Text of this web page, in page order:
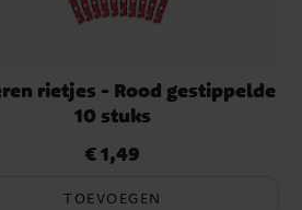
rietjes - Rood gestippelde
10 stuks
Prijs:€ 1,49
€ 1,49
TOEVOEGEN